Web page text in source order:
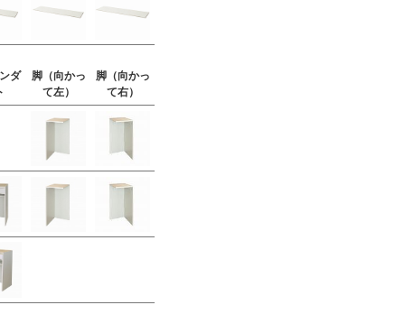
ダ
脚（向かっ
て左）
脚（向かっ
て右）